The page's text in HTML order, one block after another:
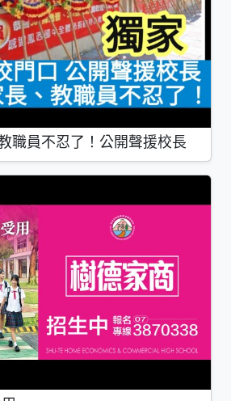
職員不忍了！公開聲援校長